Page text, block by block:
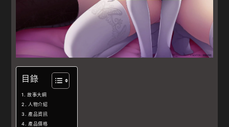
目錄
故事大綱
人物介紹
產品資訊
產品價格